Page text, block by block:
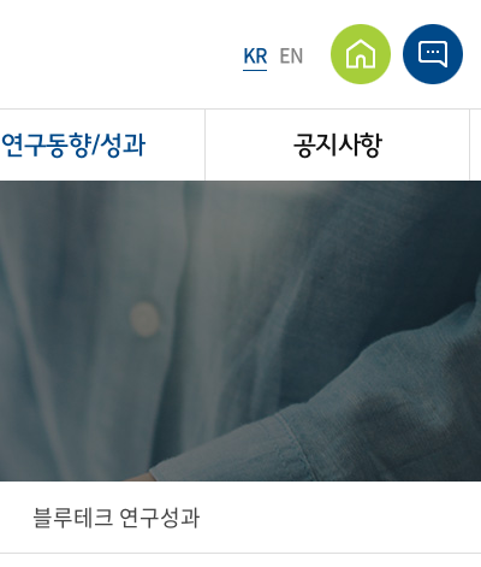
KR EN
연구동향/성과 공지사항
블루테크 연구성과